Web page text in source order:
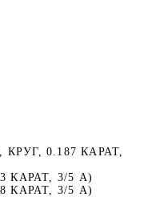
0.187 КАРАТ,
КАРАТ, 3/5 А)
КАРАТ, 3/5 А)